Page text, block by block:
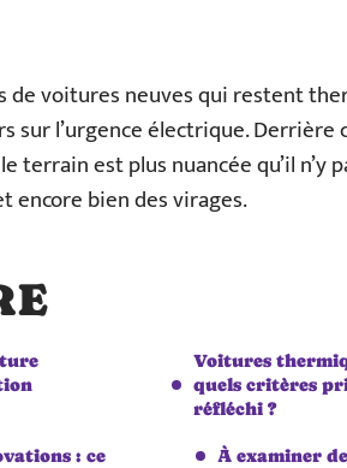
de voitures neuves qui restent
sur l’urgence électrique.
terrain est plus nuancée qu’il n’y
bien des virages.
: ce
Voitures
quels critères
réfléchi ?
À examiner